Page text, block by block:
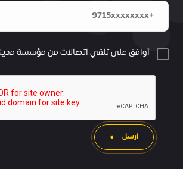
أوافق على تلقي اتصالات من مؤسسة
ارسل